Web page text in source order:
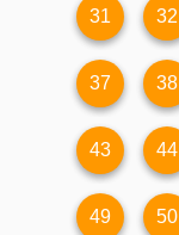
31 32
37 38
43 44
49 50